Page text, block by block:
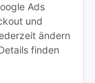
Ads
und
ändern
finden